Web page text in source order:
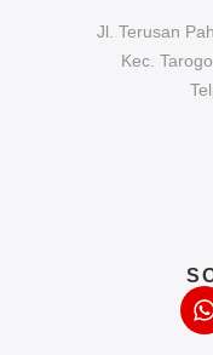
Jl. Terusan
Kec.